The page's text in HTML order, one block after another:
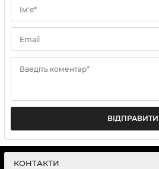
Ім'я*
Email
Введіть коментар*
ВІДПРАВИТИ
КОНТАКТИ